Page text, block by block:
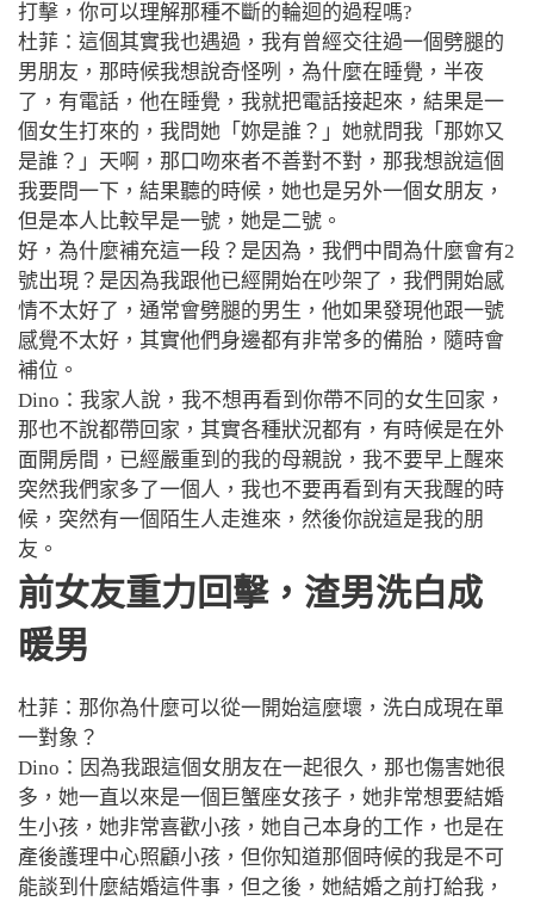
打擊，你可以理解那種不斷的輪迴的過程嗎?
杜菲：這個其實我也遇過，我有曾經交往過一個劈腿的
男朋友，那時候我想說奇怪咧，為什麼在睡覺，半夜
了，有電話，他在睡覺，我就把電話接起來，結果是一
個女生打來的，我問她「妳是誰？」她就問我「那妳又
是誰？」天啊，那口吻來者不善對不對，那我想說這個
我要問一下， 結果聽的時候，她也是另外一個女朋友，
但是本人比較早是一號，她是二號。
好，為什麼補充這一段？ 是因為，我們中間為什麼會有2
號出現？是因為我跟他已經開始在吵架了，我們開始感
情不太好了，通常會劈腿的男生，他如果發現他跟一號
感覺不太好，其實他們身邊都有非常多的備胎，隨時會
補位。
Dino：我家人說，我不想再看到你帶不同的女生回家，
那也不說都帶回家，其實各種狀況都有，有時候是在外
面開房間，已經嚴重到的我的母親說，我不要早上醒來
突然我們家多了一個人，我也不要再看到有天我醒的時
候，突然有一個陌生人走進來，然後你說這是我的朋
友。
前女友重力回擊， 渣男洗白成
暖男
杜菲：那你為什麼可以從一開始這麼壞，洗白成現在單
一對象？
Dino：因為我跟這個女朋友在一起很久，那也傷害她很
多，她一直以來是一個巨蟹座女孩子，她非常想要結婚
生小孩，她非常喜歡小孩，她自己本身的工作，也是在
產後護理中心照顧小孩，但你知道那個時候的我是不可
能談到什麼結婚這件事，但之後，她結婚之前打給我，